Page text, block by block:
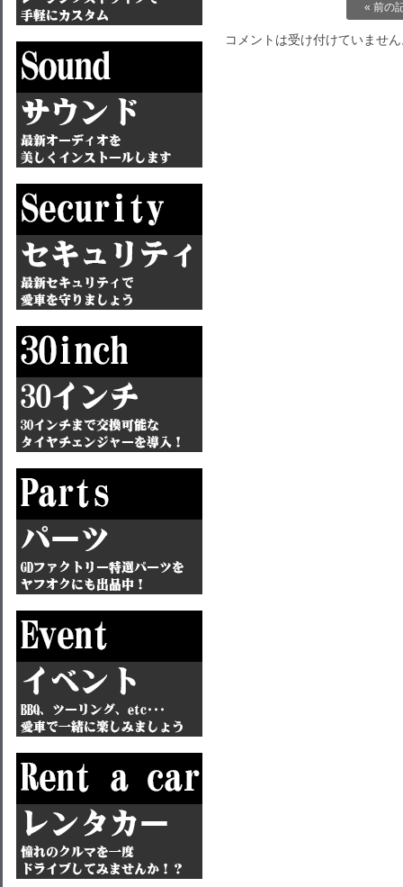
« 前の
コメントは受け付けていませ